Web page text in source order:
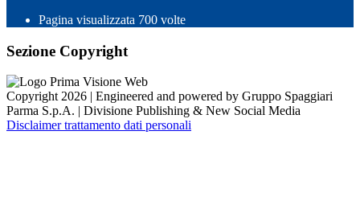
Pagina visualizzata 700 volte
Sezione Copyright
Copyright 2026 | Engineered and powered by Gruppo Spaggiari
Parma S.p.A. | Divisione Publishing & New Social Media
Disclaimer trattamento dati personali